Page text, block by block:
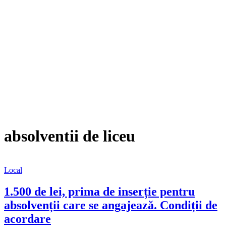
absolventii de liceu
Local
1.500 de lei, prima de inserție pentru
absolvenții care se angajează. Condiții de
acordare